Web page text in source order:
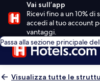
Vai sull’app
Ricevi fino a un 10%
accedi al tuo account
vantaggi.
Passa alla sezione principale
Visualizza tutte le